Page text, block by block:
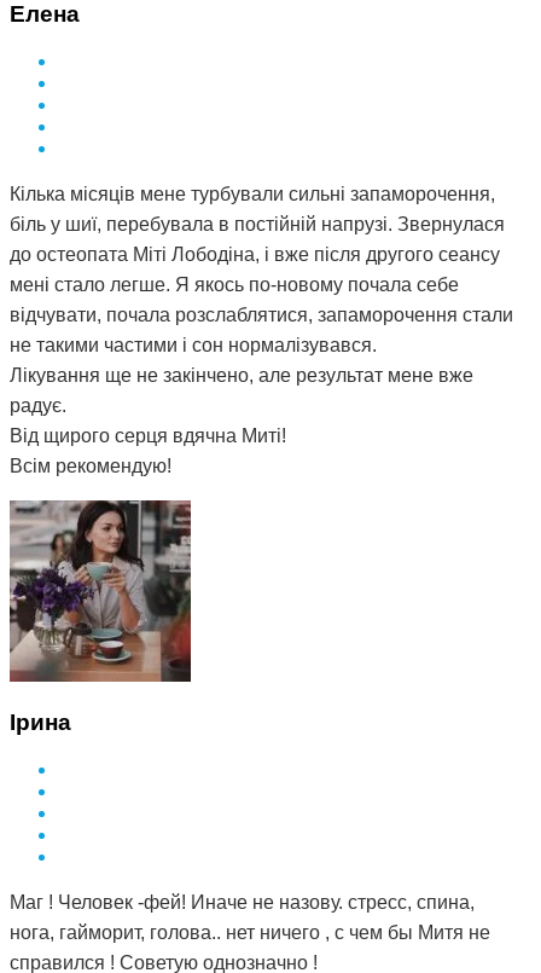
Елена
Кілька місяців мене турбували сильні запаморочення,
біль у шиї, перебувала в постійній напрузі. Звернулася
до остеопата Міті Лободіна, і вже після другого сеансу
мені стало легше. Я якось по-новому почала себе
відчувати, почала розслаблятися, запаморочення стали
не такими частими і сон нормалізувався.
Лікування ще не закінчено, але результат мене вже
радує.
Від щирого серця вдячна Миті!
Всім рекомендую!
Ірина
Маг ! Человек -фей! Иначе не назову. стресс, спина,
нога, гайморит, голова.. нет ничего , с чем бы Митя не
справился ! Советую однозначно !